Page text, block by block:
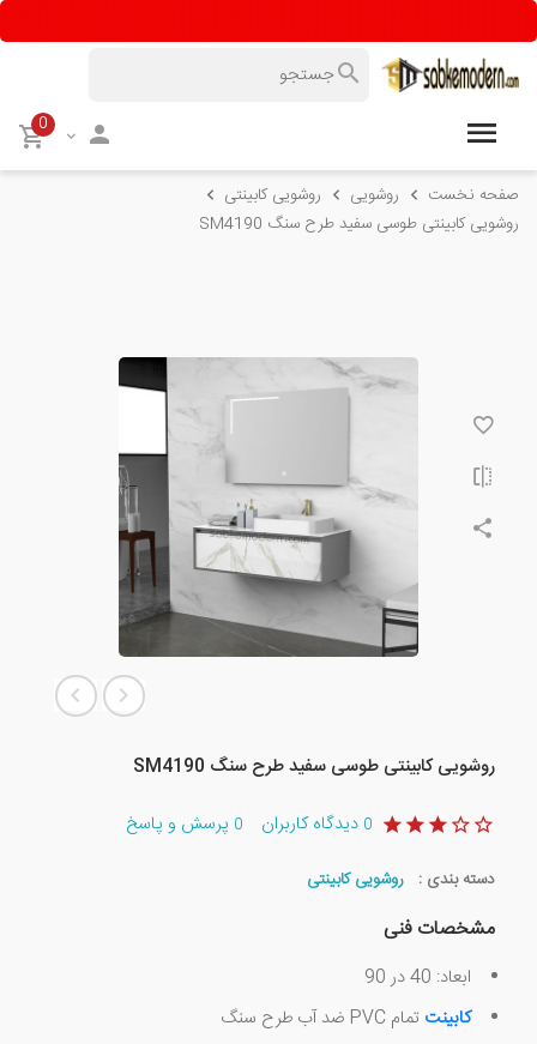
0
صفحه نخست روشویی
روشویی کابینتی
روشویی کابینتی طوسی سفید طرح سنگ SM4190
روشویی کابینتی طوسی سفید طرح سنگ SM4190
0 دیدگاه کاربران 0 پرسش و پاسخ
دسته بندی : روشویی کابینتی
مشخصات فنی
ابعاد: 40 در 90
کابینت تمام PVC ضد آب طرح سنگ